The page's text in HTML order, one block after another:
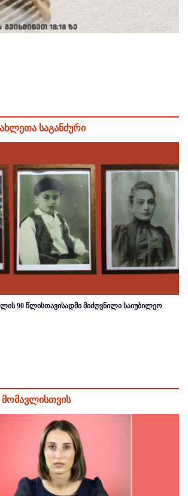
საგანძური
90 წლისთავისადმი მიძღვნილი საიუბილეო
მომავლისთვის